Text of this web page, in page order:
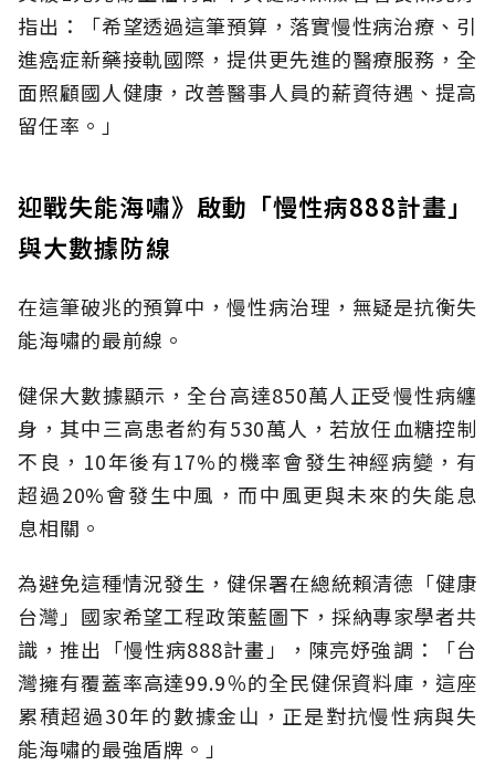
指出：「希望透過這筆預算，落實慢性病治療、引
進癌症新藥接軌國際，提供更先進的醫療服務，全
面照顧國人健康，改善醫事人員的薪資待遇、提高
留任率。」
迎戰失能海嘯》啟動「慢性病888計畫」
與大數據防線
在這筆破兆的預算中，慢性病治理，無疑是抗衡失
能海嘯的最前線。
健保大數據顯示，全台高達850萬人正受慢性病纏
身，其中三高患者約有530萬人，若放任血糖控制
不良，10年後有17%的機率會發生神經病變，有
超過20%會發生中風，而中風更與未來的失能息
息相關。
為避免這種情況發生，健保署在總統賴清德「健康
台灣」國家希望工程政策藍圖下，採納專家學者共
識，推出「慢性病888計畫」，陳亮妤強調：「台
灣擁有覆蓋率高達99.9％的全民健保資料庫，這座
累積超過30年的數據金山，正是對抗慢性病與失
能海嘯的最強盾牌。」